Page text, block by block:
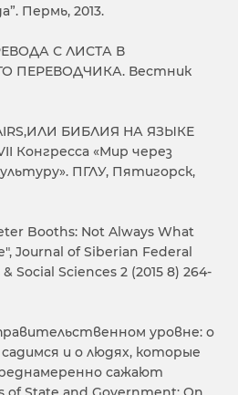
Пермь, 2013.
С ЛИСТА В
ПЕРЕВОДЧИКА. Вестник
БИБЛИЯ НА ЯЗЫКЕ
Конгресса «Мир через
ПГЛУ, Пятигорск,
Booths: Not Always What
Journal of Siberian Federal
Social Sciences 2 (2015 8) 264-
уровне: о
и о людях, которые
сажают